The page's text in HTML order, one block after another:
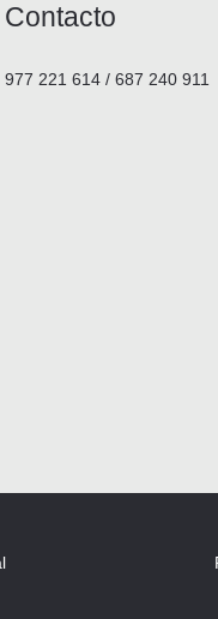
Contacto
977 221 614 / 687 240 911